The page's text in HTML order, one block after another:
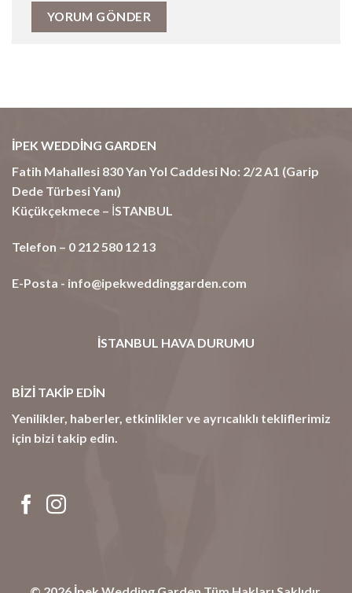
İPEK WEDDİNG GARDEN
Fatih Mahallesi 830 Yan Yol Caddesi No: 2/2 A1 (Garip
Dede Türbesi Yanı)
Küçükçekmece – İSTANBUL
Telefon – 0 212 580 12 13
E-Posta - info@ipekweddinggarden.com
İSTANBUL HAVA DURUMU
BİZİ TAKİP EDİN
Yenilikler, haberler, etkinlikler ve ayrıcalıklı tekliflerimiz
için bizi takip edin.